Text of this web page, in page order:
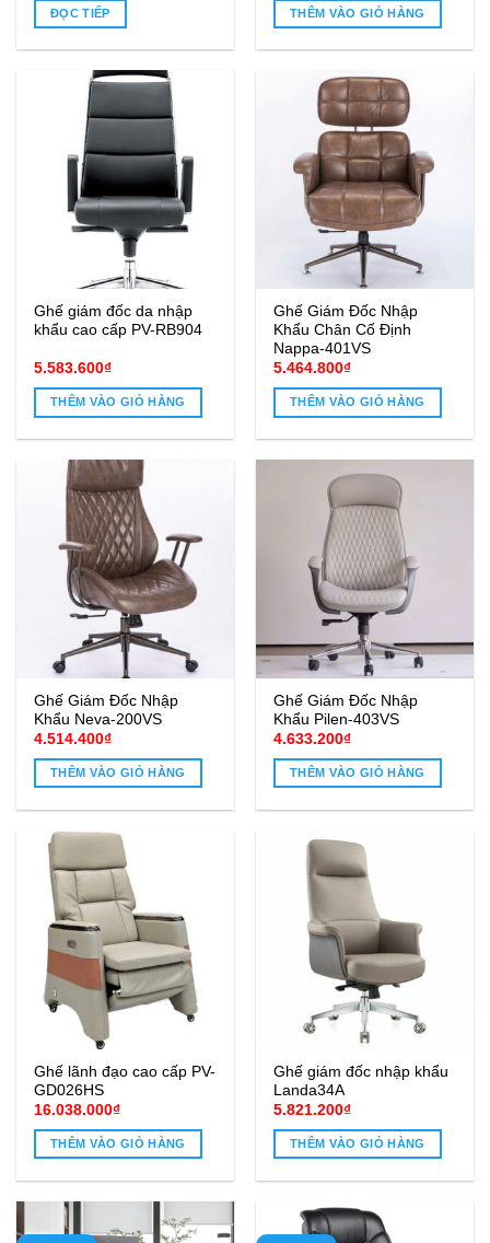
ĐỌC TIẾP THÊM VÀO GIỎ HÀNG
Ghế giám đốc da nhập
khẩu cao cấp PV-RB904
5.583.600₫
THÊM VÀO GIỎ HÀNG
Ghế Giám Đốc Nhập
Khẩu Chân Cố Định
Nappa-401VS
5.464.800₫
THÊM VÀO GIỎ HÀNG
Ghế Giám Đốc Nhập
Khẩu Neva-200VS
4.514.400₫
THÊM VÀO GIỎ HÀNG
Ghế Giám Đốc Nhập
Khẩu Pilen-403VS
4.633.200₫
THÊM VÀO GIỎ HÀNG
Ghế lãnh đạo cao cấp PV-
GD026HS
16.038.000₫
THÊM VÀO GIỎ HÀNG
Ghế giám đốc nhập khẩu
Landa34A
5.821.200₫
THÊM VÀO GIỎ HÀNG